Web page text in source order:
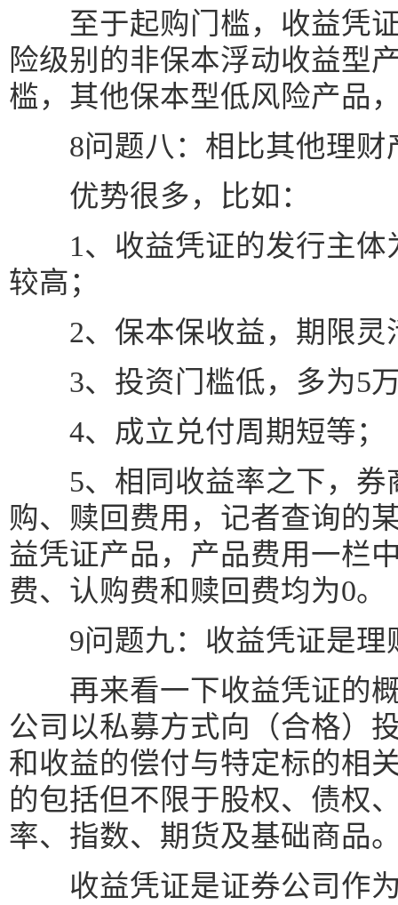
至于起购门槛，收益凭证
险级别的非保本浮动收益型
槛，其他保本型低风险产品
8问题八：相比其他理财
优势很多，比如：
1、收益凭证的发行主体
较高；
2、保本保收益，期限灵
3、投资门槛低，多为5
4、成立兑付周期短等；
5、相同收益率之下，券
购、赎回费用，记者查询的
益凭证产品，产品费用一栏
费、认购费和赎回费均为0。
9问题九：收益凭证是理
再来看一下收益凭证的概
公司以私募方式向（合格）
和收益的偿付与特定标的相
的包括但不限于股权、债权
率、指数、期货及基础商品
收益凭证是证券公司作为